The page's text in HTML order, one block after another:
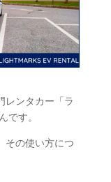
レンタカー「ラ
です。
その使い方につ